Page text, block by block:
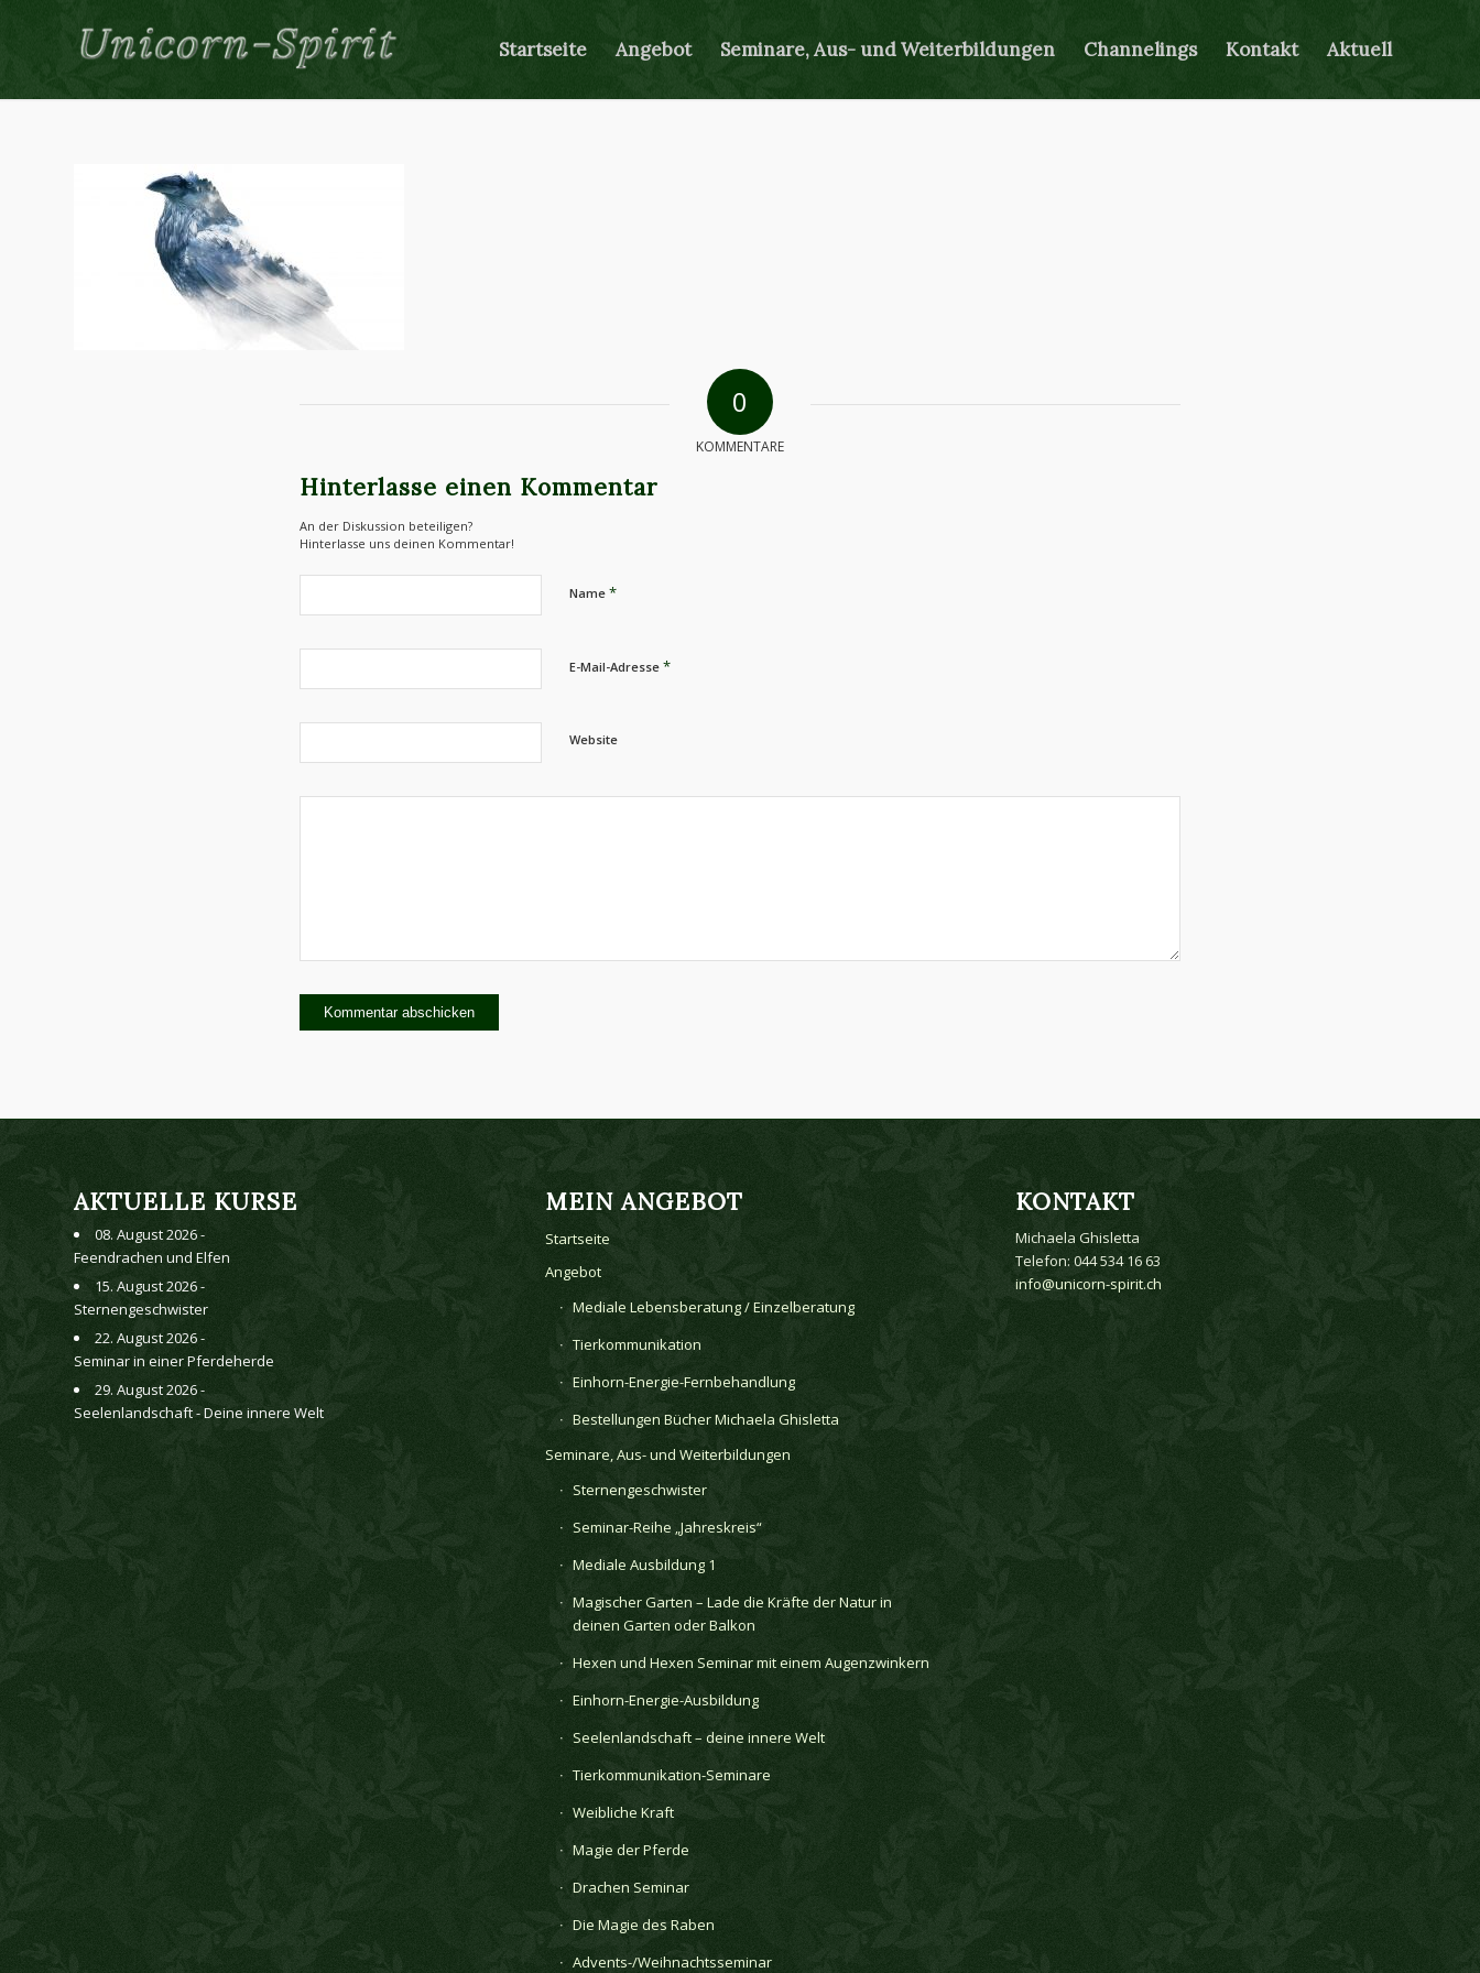
Startseite Angebot Seminare, Aus- und Weiterbildungen Channelings Kontakt Aktuell
0
KOMMENTARE
Hinterlasse einen Kommentar
An der Diskussion beteiligen?
Hinterlasse uns deinen Kommentar!
Name *
E-Mail-Adresse *
Website
AKTUELLE KURSE
08. August 2026 -
Feendrachen und Elfen
15. August 2026 -
Sternengeschwister
22. August 2026 -
Seminar in einer Pferdeherde
29. August 2026 -
Seelenlandschaft - Deine innere Welt
MEIN ANGEBOT
Startseite
Angebot
Mediale Lebensberatung / Einzelberatung
Tierkommunikation
Einhorn-Energie-Fernbehandlung
Bestellungen Bücher Michaela Ghisletta
Seminare, Aus- und Weiterbildungen
Sternengeschwister
Seminar-Reihe „Jahreskreis“
Mediale Ausbildung 1
Magischer Garten – Lade die Kräfte der Natur in
deinen Garten oder Balkon
Hexen und Hexen Seminar mit einem Augenzwinkern
Einhorn-Energie-Ausbildung
Seelenlandschaft – deine innere Welt
Tierkommunikation-Seminare
Weibliche Kraft
Magie der Pferde
Drachen Seminar
Die Magie des Raben
Advents-/Weihnachtsseminar
KONTAKT
Michaela Ghisletta
Telefon: 044 534 16 63
info@unicorn-spirit.ch